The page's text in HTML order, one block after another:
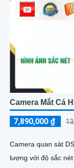
Camera Mắt Cá
7,890,000 ₫
Camera quan sát
lượng với độ sắc